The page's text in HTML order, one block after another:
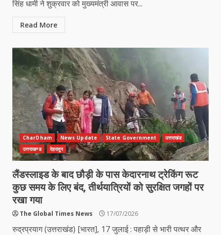
सिंह धामी ने शुक्रवार को मुख्यमंत्री आवास पर...
Read More
CharDham News Update State Government
उत्तराखंड
उत्तराखण्ड
देहरादून
लैंडस्लाइड के बाद छौड़ी के पास केदारनाथ ट्रेकिंग रूट
कुछ समय के लिए बंद, तीर्थयात्रियों को सुरक्षित जगहों पर
रखा गया
The Global Times News 17/07/2026
रुद्रप्रयाग (उत्तराखंड) [भारत], 17 जुलाई : पहाड़ी से भारी पत्थर और